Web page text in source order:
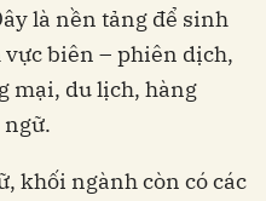
là nền tảng để sinh
biên – phiên dịch,
mại, du lịch, hàng
khối ngành còn có các